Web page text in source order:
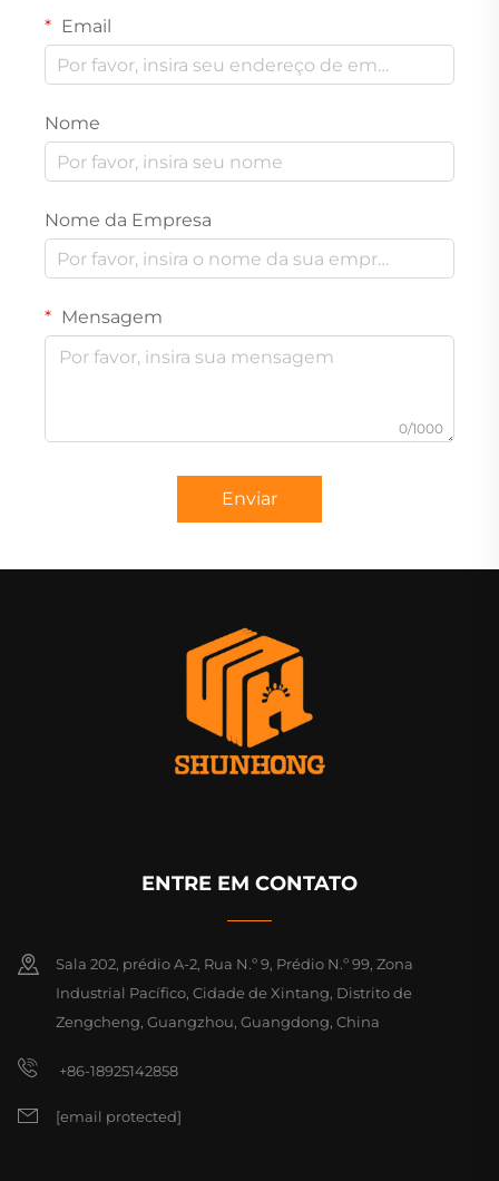
Email
Nome
Nome da Empresa
Mensagem
0/1000
Enviar
ENTRE EM CONTATO
Sala 202, prédio A-2, Rua N.º 9, Prédio N.º 99, Zona
Industrial Pacífico, Cidade de Xintang, Distrito de
Zengcheng, Guangzhou, Guangdong, China
+86-18925142858
[email protected]